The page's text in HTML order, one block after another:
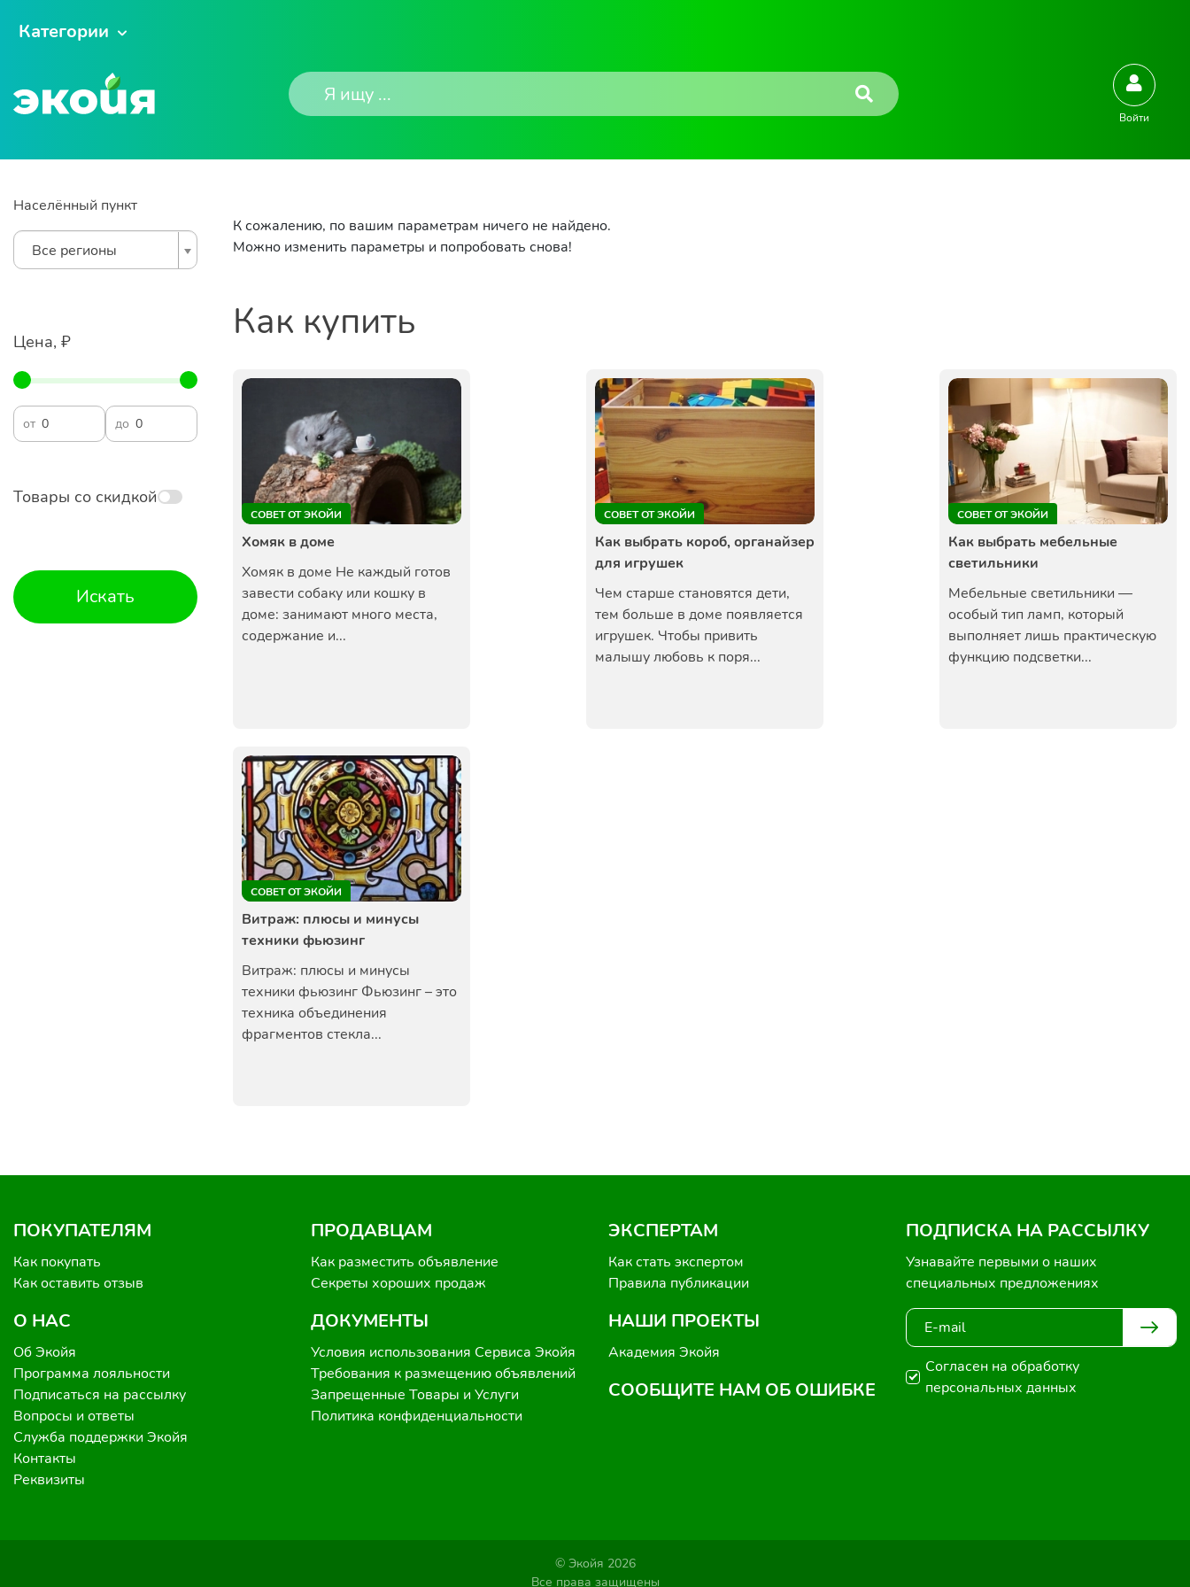
Категории
Войти
Населённый пункт
Все регионы
Цена, ₽
от до
Товары со скидкой
Искать
К сожалению, по вашим параметрам ничего не найдено.
Можно изменить параметры и попробовать снова!
Как купить
СОВЕТ ОТ ЭКОЙИ
Хомяк в доме
Хомяк в доме Не каждый готов
завести собаку или кошку в
доме: занимают много места,
содержание и...
СОВЕТ ОТ ЭКОЙИ
Как выбрать короб, органайзер
для игрушек
Чем старше становятся дети,
тем больше в доме появляется
игрушек. Чтобы привить
малышу любовь к поря...
СОВЕТ ОТ ЭКОЙИ
Как выбрать мебельные
светильники
Мебельные светильники —
особый тип ламп, который
выполняет лишь практическую
функцию подсветки...
СОВЕТ ОТ ЭКОЙИ
Витраж: плюсы и минусы
техники фьюзинг
Витраж: плюсы и минусы
техники фьюзинг Фьюзинг – это
техника объединения
фрагментов стекла...
ПОКУПАТЕЛЯМ
Как покупать
Как оставить отзыв
О НАС
Об Экойя
Программа лояльности
Подписаться на рассылку
Вопросы и ответы
Служба поддержки Экойя
Контакты
Реквизиты
ПРОДАВЦАМ
Как разместить объявление
Секреты хороших продаж
ДОКУМЕНТЫ
Условия использования Сервиса Экойя
Требования к размещению объявлений
Запрещенные Товары и Услуги
Политика конфиденциальности
ЭКСПЕРТАМ
Как стать экспертом
Правила публикации
НАШИ ПРОЕКТЫ
Академия Экойя
СООБЩИТЕ НАМ ОБ ОШИБКЕ
ПОДПИСКА НА РАССЫЛКУ
Узнавайте первыми о наших
специальных предложениях
Согласен на обработку
персональных данных
© Экойя 2026
Все права защищены